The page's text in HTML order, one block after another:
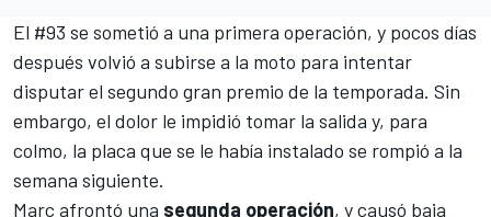
El #93 se sometió a una primera operación, y pocos días
después volvió a subirse a la moto para intentar
disputar el segundo gran premio de la temporada. Sin
embargo, el dolor le impidió tomar la salida y, para
colmo, la placa que se le había instalado se rompió a la
semana siguiente.
Marc afrontó una segunda operación, y causó baja